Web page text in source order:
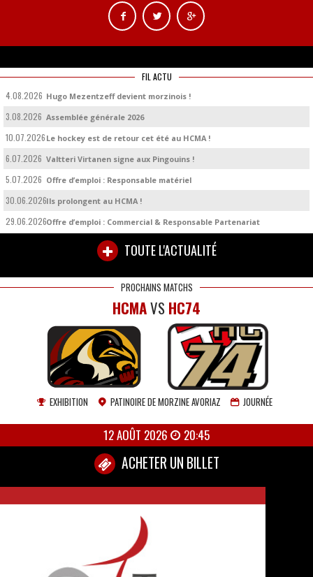
FIL ACTU
4.08.2026 Hugo Mezentzeff devient morzinois !
3.08.2026 Assemblée générale 2026
10.07.2026 Le hockey est de retour cet été au HCMA !
6.07.2026 Valtteri Virtanen signe aux Pingouins !
5.07.2026 Offre d’emploi : Responsable matériel
30.06.2026Ils prolongent au HCMA !
29.06.2026Offre d’emploi : Commercial & Responsable Partenariat
TOUTE L'ACTUALITÉ
PROCHAINS MATCHS
HCMAVSHC74
EXHIBITION PATINOIRE DE MORZINE AVORIAZ JOURNÉE
12 AOÛT 2026 20:45
ACHETER UN BILLET